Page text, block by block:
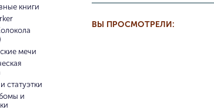
книги
мечи
статуэтки
и
ВЫ ПРОСМОТРЕЛИ: